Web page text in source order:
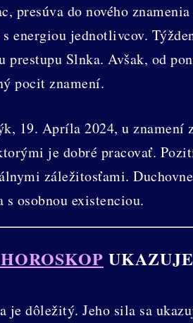
presúva do nového
energiou jednotlivcov.
prestupu Slnka. Avšak, od
pocit znamení.
19. Apríla 2024, u
je dobré pracovať.
záležitosťami.
osobnou existenciou.
je dôležitý. Jeho sila sa